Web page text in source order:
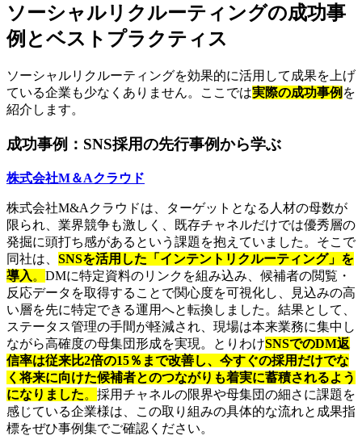
ソーシャルリクルーティングの成功事
例とベストプラクティス
ソーシャルリクルーティングを効果的に活用して成果を上げ
ている企業も少なくありません。ここでは実際の成功事例 を
紹介します。
成功事例：SNS採用の先行事例から学ぶ
株式会社M＆Aクラウド
株式会社M&Aクラウドは、ターゲットとなる人材の母数が
限られ、業界競争も激しく、既存チャネルだけでは優秀層の
発掘に頭打ち感があるという課題を抱えていました。そこで
同社は、 SNSを活用した「インテントリクルーティング」を
導入 。 DMに特定資料のリンクを組み込み、候補者の閲覧・
反応データを取得することで関心度を可視化し、見込みの高
い層を先に特定できる運用へと転換しました。結果として、
ステータス管理の手間が軽減され、現場は本来業務に集中し
ながら高確度の母集団形成を実現。とりわけSNSでのDM返
信率は従来比2倍の15％まで改善し、今すぐの採用だけでな
く将来に向けた候補者とのつながりも着実に蓄積されるよう
になりました。 採用チャネルの限界や母集団の細さに課題を
感じている企業様は、この取り組みの具体的な流れと成果指
標をぜひ事例集でご確認ください。